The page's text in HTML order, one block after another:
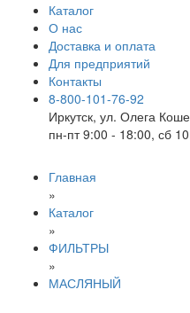
Каталог
О нас
Доставка и оплата
Для предприятий
Контакты
8-800-101-76-92
Иркутск, ул. Олега
пн-пт 9:00 - 18:00, сб
Главная
»
Каталог
»
ФИЛЬТРЫ
»
МАСЛЯНЫЙ